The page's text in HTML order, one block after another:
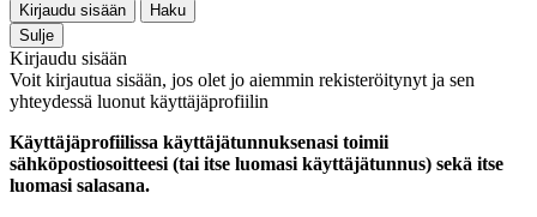
Kirjaudu sisään
Haku
Sulje
Kirjaudu sisään
Voit kirjautua sisään, jos olet jo aiemmin rekisteröitynyt ja sen
yhteydessä luonut käyttäjäprofiilin
Käyttäjäprofiilissa käyttäjätunnuksenasi toimii
sähköpostiosoitteesi (tai itse luomasi käyttäjätunnus) sekä itse
luomasi salasana.